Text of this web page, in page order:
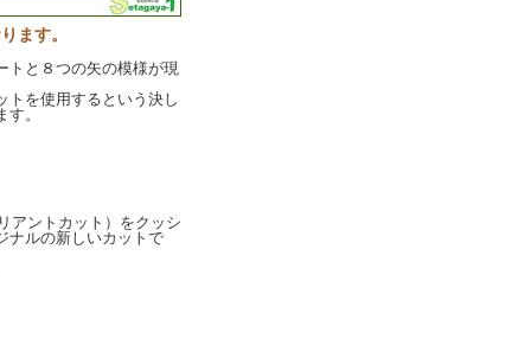
ます。
トと８つの矢の模様が現
トを使用するという決し
。
アントカット）をクッシ
ナルの新しいカットで